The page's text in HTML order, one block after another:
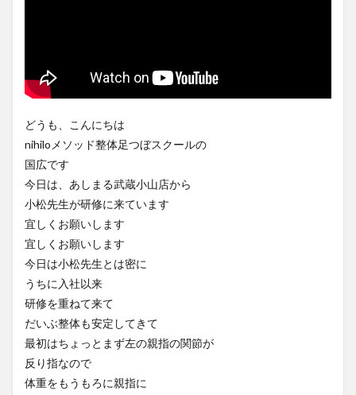
どうも、こんにちは
nihiloメソッド整体足つぼスクールの
国広です
今日は、あしまる武蔵小山店から
小松先生が研修に来ています
宜しくお願いします
宜しくお願いします
今日は小松先生とは密に
うちに入社以来
研修を重ねて来て
だいぶ整体も安定してきて
最初はちょっとまず左の親指の関節が
反り指なので
体重をもうもろに親指に